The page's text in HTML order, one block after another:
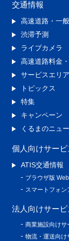
交通情報
高速道路・一
渋滞予測
ライブカメラ
高速道路料金
サービスエリ
トピックス
特集
キャンペーン
くるまのニュ
個人向けサービ
ATIS交通情報
ブラウザ版
スマートフォン
法人向けサービ
商業施設向けサ
物流・運送向け